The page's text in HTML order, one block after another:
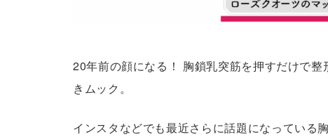
20年前の顔になる！ 胸鎖乳突筋を押すだけで
きムック。
インスタなどでも最近さらに話題になっている